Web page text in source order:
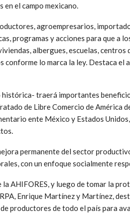
el campo mexicano.
agroempresarios,
programas y acciones para que a
albergues, escuelas, centros
conforme lo marca la ley. Destaca el
traerá importantes
de Libre Comercio de América
ente México y Estados
permanente del sector
con un enfoque socialmente
AHIFORES, y luego de tomar la
Enrique Martínez y Martínez,
productores de todo el país para